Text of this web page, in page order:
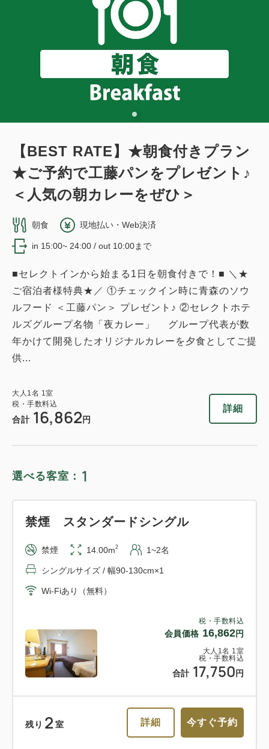
【BEST RATE】★朝食付きプラン
★ご予約で工藤パンをプレゼント♪
＜人気の朝カレーをぜひ＞
朝食 現地払い・Web決済
in 15:00~ 24:00 / out 10:00まで
■セレクトインから始まる1日を朝食付きで！■ ＼★
ご宿泊者様特典★／ ①チェックイン時に青森のソウ
ルフード ＜工藤パン＞ プレゼント♪ ②セレクトホテ
ルズグループ名物「夜カレー」 グループ代表が数
年かけて開発したオリジナルカレーを夕食としてご提
供...
大人 1 名 1 室
税・手数料込
合計 16,862 円
詳細
選べる客室： 1
税・手数料込
会員価格 16,862円
大人 1 名 1 室
税・手数料込
合計 17,750 円
禁煙 スタンダードシングル
禁煙 14.00m2 1~2名
シングルサイズ / 幅90-130cm×1
Wi-Fiあり（無料）
残り 2 室 詳細 今すぐ予約